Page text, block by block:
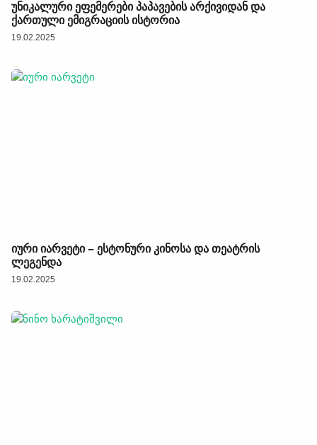
უნიკალური ეფემერები პაპავების არქივიდან და
ქართული ემიგრაციის ისტორია
19.02.2025
იური იარვეტი – ესტონური კინოსა და თეატრის
ლეგენდა
19.02.2025